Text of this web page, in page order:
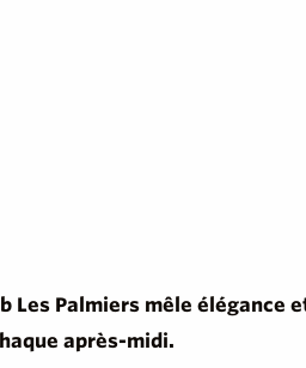
Les Palmiers mêle
après-midi.